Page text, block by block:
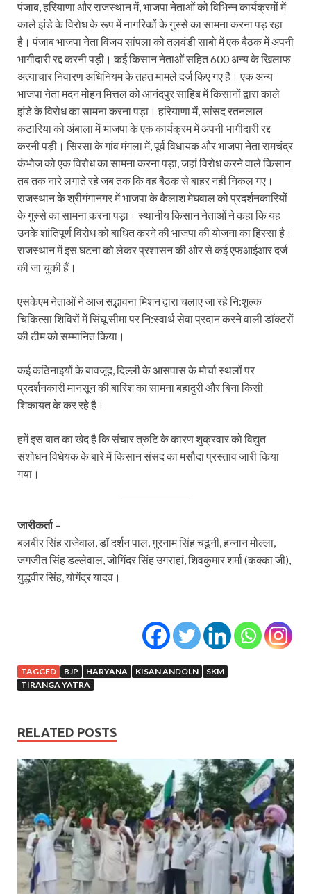
पंजाब, हरियाणा और राजस्थान में, भाजपा नेताओं को विभिन्न कार्यक्रमों में
काले झंडे के विरोध के रूप में नागरिकों के गुस्से का सामना करना पड़ रहा
है। पंजाब भाजपा नेता विजय सांपला को तलवंडी साबो में एक बैठक में अपनी
भागीदारी रद्द करनी पड़ी। कई किसान नेताओं सहित 600 अन्य के खिलाफ
अत्याचार निवारण अधिनियम के तहत मामले दर्ज किए गए हैं। एक अन्य
भाजपा नेता मदन मोहन मित्तल को आनंदपुर साहिब में किसानों द्वारा काले
झंडे के विरोध का सामना करना पड़ा। हरियाणा में, सांसद रतनलाल
कटारिया को अंबाला में भाजपा के एक कार्यक्रम में अपनी भागीदारी रद्द
करनी पड़ी। सिरसा के गांव मंगला में, पूर्व विधायक और भाजपा नेता रामचंद्र
कंभोज को एक विरोध का सामना करना पड़ा, जहां विरोध करने वाले किसान
तब तक नारे लगाते रहे जब तक कि वह बैठक से बाहर नहीं निकल गए।
राजस्थान के श्रीगंगानगर में भाजपा के कैलाश मेघवाल को प्रदर्शनकारियों
के गुस्से का सामना करना पड़ा। स्थानीय किसान नेताओं ने कहा कि यह
उनके शांतिपूर्ण विरोध को बाधित करने की भाजपा की योजना का हिस्सा है।
राजस्थान में इस घटना को लेकर प्रशासन की ओर से कई एफआईआर दर्ज
की जा चुकी हैं।
एसकेएम नेताओं ने आज सद्भावना मिशन द्वारा चलाए जा रहे नि:शुल्क
चिकित्सा शिविरों में सिंघू सीमा पर नि:स्वार्थ सेवा प्रदान करने वाली डॉक्टरों
की टीम को सम्मानित किया।
कई कठिनाइयों के बावजूद, दिल्ली के आसपास के मोर्चा स्थलों पर
प्रदर्शनकारी मानसून की बारिश का सामना बहादुरी और बिना किसी
शिकायत के कर रहे है।
हमें इस बात का खेद है कि संचार त्रुटि के कारण शुक्रवार को विद्युत
संशोधन विधेयक के बारे में किसान संसद का मसौदा प्रस्ताव जारी किया
गया।
जारीकर्ता –
बलबीर सिंह राजेवाल, डॉ दर्शन पाल, गुरनाम सिंह चढूनी, हन्नान मोल्ला,
जगजीत सिंह डल्लेवाल, जोगिंदर सिंह उगराहां, शिवकुमार शर्मा (कक्का जी),
युद्धवीर सिंह, योगेंद्र यादव।
TAGGED BJP HARYANA KISAN ANDOLN
SKM
TIRANGA YATRA
RELATED POSTS